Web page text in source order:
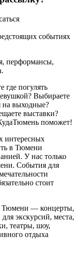
событиях
перформансы,
где погулять
Выбираете
на выходные?
выставки?
поможет!
интересных
в Тюмени
У нас только
События для
стоит
Тюмени — концерты,
экскурсий, места,
театры, шоу,
отдыха